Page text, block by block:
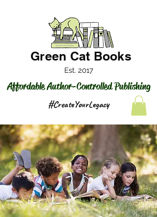
Affordable Author-Controlled Publishing
Green Cat Books
Est. 2017
#CreateYourLegacy